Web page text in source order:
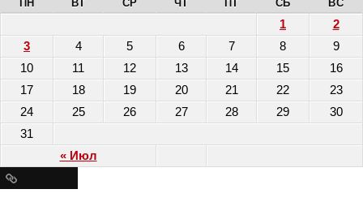
ПН ВТ СР ЧТ ПТ СБ ВС
« Июл
1
2
3
4 5 6 7 8
9
10
11 12 13 14 15
16
17
18 19 20 21 22
23
24
25 26 27 28 29
30
31